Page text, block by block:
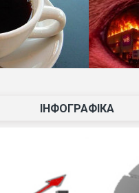
ІНФОГРАФІКА